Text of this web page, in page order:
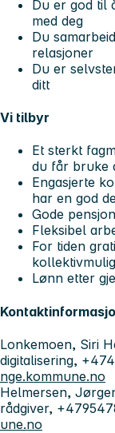
Du er god til
med deg
Du
relasjoner
Du er
ditt
Vi tilbyr
Et sterkt
du får bruke
Engasjerte
har en god
Gode
Fleksibel
For tiden
Lønn etter
Lonkemoen, Siri
digitalisering,
nge.kommune.no
Helmersen,
rådgiver,
une.no